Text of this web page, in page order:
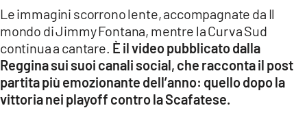
COSENZACHANNEL.IT
ILVIBONESE.IT
CATANZAROCHANNEL.IT
LACAPITALENEWS.IT
Le immagini scorrono lente, accompagnate da Il
mondo di Jimmy Fontana, mentre la Curva Sud
continua a cantare. È il video pubblicato dalla
Reggina sui suoi canali social, che racconta il post
partita più emozionante dell’anno: quello dopo la
vittoria nei playoff contro la Scafatese.